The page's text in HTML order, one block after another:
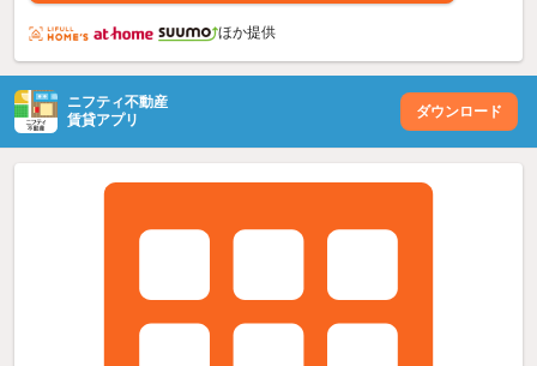
ほか提供
ニフティ不動産
賃貸アプリ
ダウンロード